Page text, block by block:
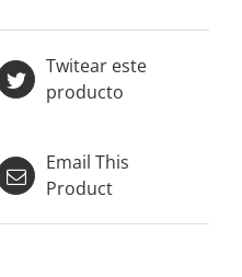
Twitear este
producto
Email This
Product